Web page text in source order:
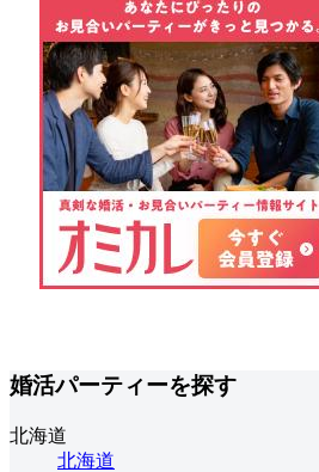
婚活パーティーを探す
北海道
北海道